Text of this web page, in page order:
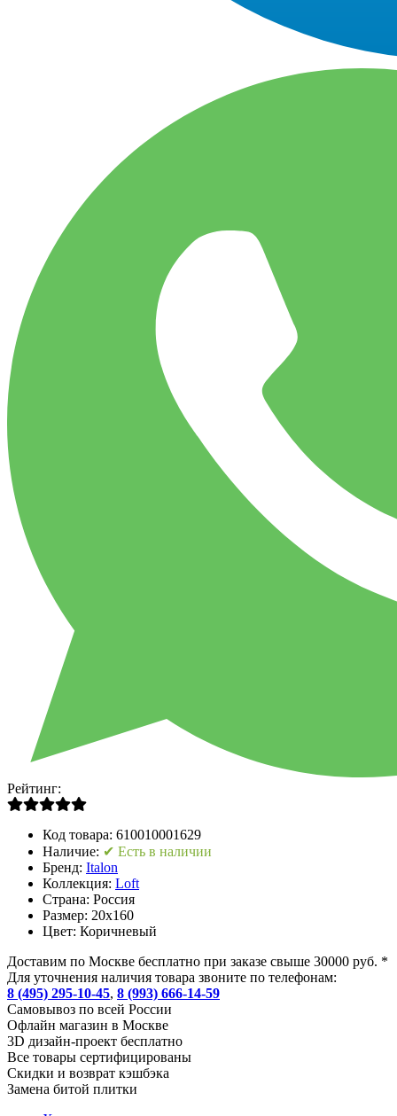
Рейтинг:
Код товара: 610010001629
Наличие: ✔ Есть в наличии
Бренд: Italon
Коллекция: Loft
Страна: Россия
Размер: 20x160
Цвет: Коричневый
Доставим по Москве бесплатно при заказе свыше 30000 руб. *
Для уточнения наличия товара звоните по телефонам:
8 (495) 295-10-45, 8 (993) 666-14-59
Cамовывоз по всей России
Офлайн магазин в Москве
3D дизайн-проект бесплатно
Все товары сертифицированы
Скидки и возврат кэшбэка
Замена битой плитки